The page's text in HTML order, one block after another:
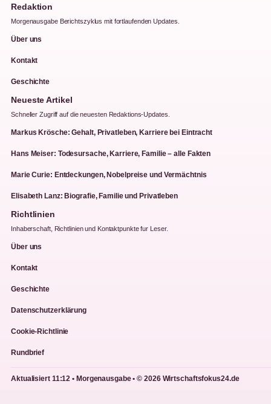
Redaktion
Morgenausgabe Berichtszyklus mit fortlaufenden Updates.
Über uns
Kontakt
Geschichte
Neueste Artikel
Schneller Zugriff auf die neuesten Redaktions-Updates.
Markus Krösche: Gehalt, Privatleben, Karriere bei Eintracht
Hans Meiser: Todesursache, Karriere, Familie – alle Fakten
Marie Curie: Entdeckungen, Nobelpreise und Vermächtnis
Elisabeth Lanz: Biografie, Familie und Privatleben
Richtlinien
Inhaberschaft, Richtlinien und Kontaktpunkte fur Leser.
Über uns
Kontakt
Geschichte
Datenschutzerklärung
Cookie-Richtlinie
Rundbrief
Aktualisiert 11:12 • Morgenausgabe • © 2026 Wirtschaftsfokus24.de